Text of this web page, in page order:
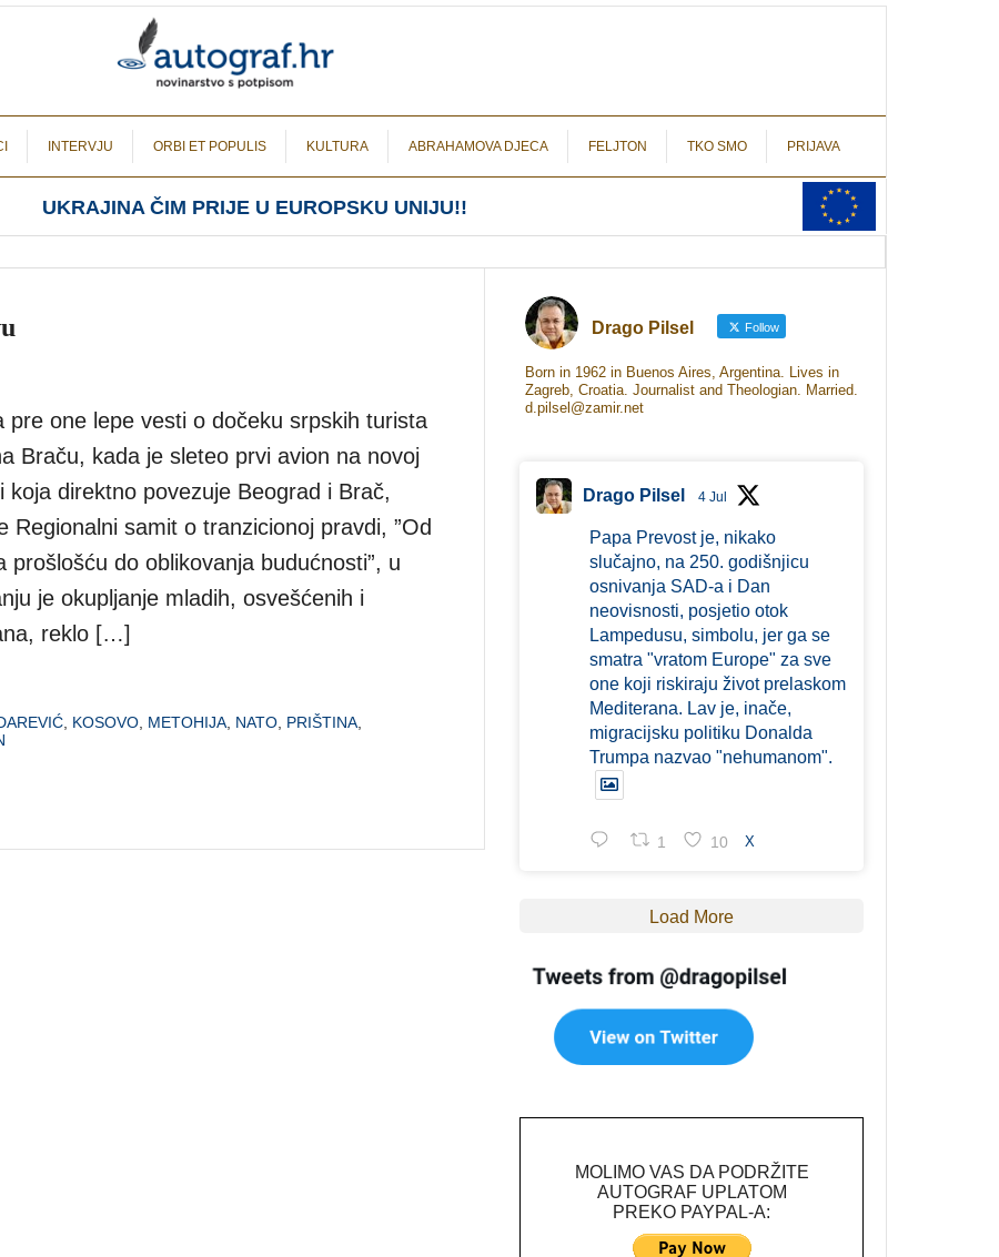
INTERVJU ORBI ET POPULIS KULTURA ABRAHAMOVA DJECA FELJTON TKO SMO PRIJAVA
UKRAJINA ČIM PRIJE U EUROPSKU UNIJU!!
pre one lepe vesti o dočeku srpskih turista
Braču, kada je sleteo prvi avion na novoj
koja direktno povezuje Beograd i Brač,
Regionalni samit o tranzicionoj pravdi, ”Od
prošlošću do oblikovanja budućnosti”, u
je okupljanje mladih, osvešćenih i
reklo […]
KOSOVO METOHIJA NATO PRIŠTINA
Drago Pilsel Follow
Born in 1962 in Buenos Aires, Argentina. Lives in
Zagreb, Croatia. Journalist and Theologian. Married.
d.pilsel@zamir.net
Drago Pilsel 4 Jul
Papa Prevost je, nikako
slučajno, na 250. godišnjicu
osnivanja SAD-a i Dan
neovisnosti, posjetio otok
Lampedusu, simbolu, jer ga se
smatra "vratom Europe" za sve
one koji riskiraju život prelaskom
Mediterana. Lav je, inače,
migracijsku politiku Donalda
Trumpa nazvao "nehumanom".
1 10 X
Load More
MOLIMO VAS DA PODRŽITE
AUTOGRAF UPLATOM
PREKO PAYPAL-A: